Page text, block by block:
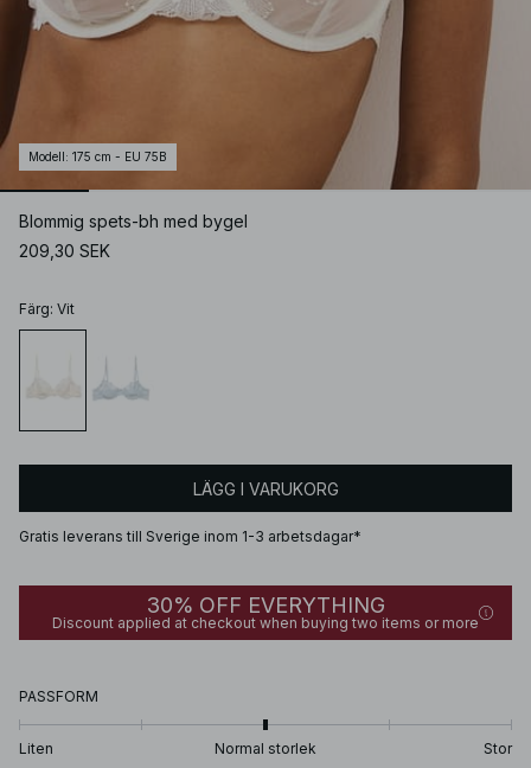
Modell : 175 cm - EU 75B
Blommig spets-bh med bygel
209,30 SEK
Färg: Vit
LÄGG I VARUKORG
Gratis leverans till Sverige inom 1-3 arbetsdagar*
30% OFF EVERYTHING
Discount applied at checkout when buying two items or more
PASSFORM
Liten Normal storlek Stor